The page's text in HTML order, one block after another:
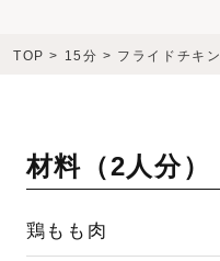
TOP > 15分 > フライドチキン
材料（2人分）
鶏もも肉